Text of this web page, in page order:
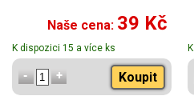
Naše cena: 39 Kč
K dispozici 15 a více ks
Koupit